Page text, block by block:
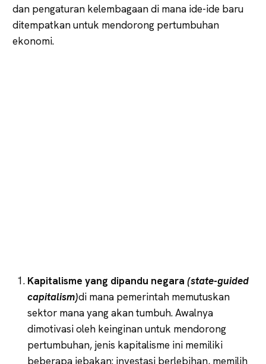
dan pengaturan kelembagaan di mana ide-ide baru
ditempatkan untuk mendorong pertumbuhan
ekonomi.
Kapitalisme yang dipandu negara (state-guided
capitalism)di mana pemerintah memutuskan
sektor mana yang akan tumbuh. Awalnya
dimotivasi oleh keinginan untuk mendorong
pertumbuhan, jenis kapitalisme ini memiliki
beberapa jebakan: investasi berlebihan, memilih